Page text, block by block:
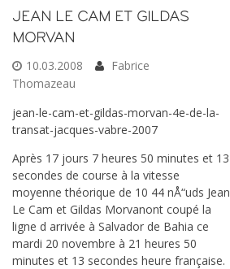
JEAN LE CAM ET GILDAS
MORVAN
10.03.2008
Fabrice
Thomazeau
jean-le-cam-et-gildas-morvan-4e-de-la-
transat-jacques-vabre-2007
Après 17 jours 7 heures 50 minutes et 13
secondes de course à la vitesse
moyenne théorique de 10 44 nÅ“uds Jean
Le Cam et Gildas Morvanont coupé la
ligne d arrivée à Salvador de Bahia ce
mardi 20 novembre à 21 heures 50
minutes et 13 secondes heure française.